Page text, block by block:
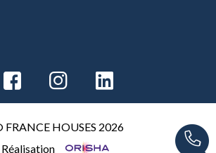
FRANCE HOUSES 2026
Réalisation